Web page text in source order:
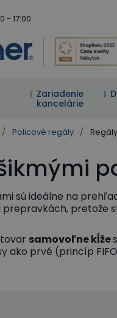
- 17:00
Zariadenie
kancelárie
/ Policové regály /
sú ideálne na
pretože
samovoľne kĺže
ako prvé (princíp